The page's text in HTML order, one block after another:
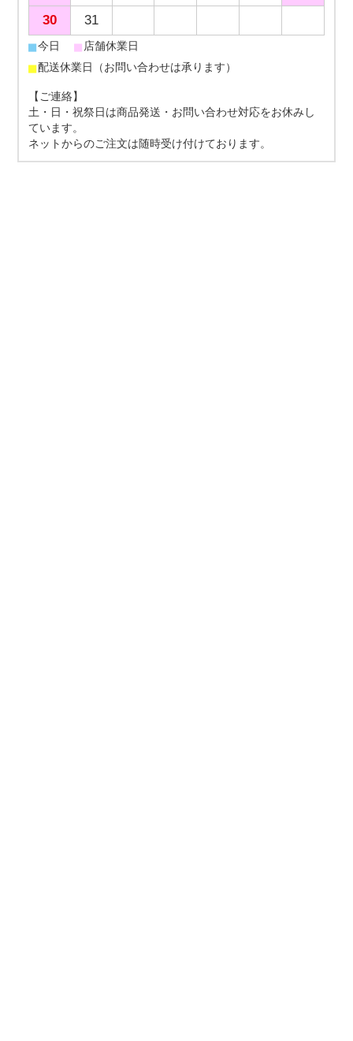
30
31
■今日 ■店舗休業日
■配送休業日（お問い合わせは承ります）
【ご連絡】
土・日・祝祭日は商品発送・お問い合わせ対応をお休みし
ています。
ネットからのご注文は随時受け付けております。